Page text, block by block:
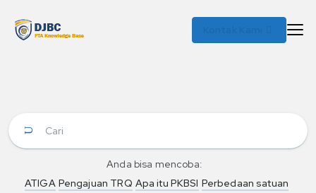
Anda bisa mencoba:
ATIGA Pengajuan TRQ Apa itu PKBSI Perbedaan satuan